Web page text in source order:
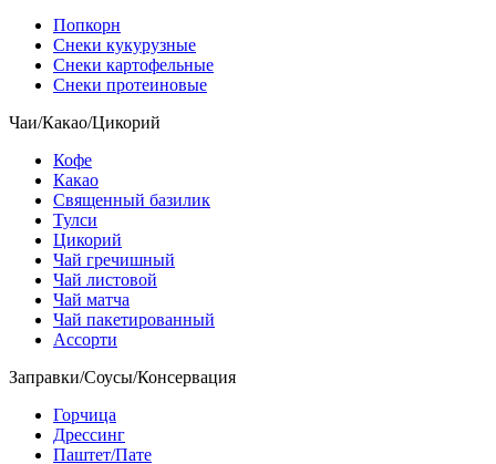
Попкорн
Снеки кукурузные
Снеки картофельные
Снеки протеиновые
Чаи/Какао/Цикорий
Кофе
Какао
Священный базилик
Тулси
Цикорий
Чай гречишный
Чай листовой
Чай матча
Чай пакетированный
Ассорти
Заправки/Соусы/Консервация
Горчица
Дрессинг
Паштет/Пате